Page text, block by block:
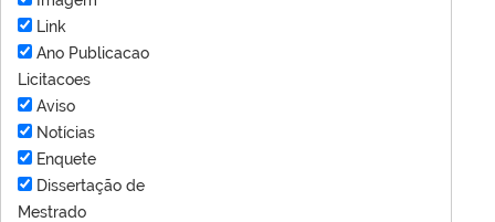
Link
Ano Publicacao
Licitacoes
Aviso
Notícias
Enquete
Dissertação de
Mestrado